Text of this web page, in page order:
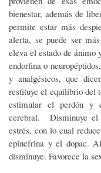
bienestar, además de
permite estar más
alerta, se puede ser
eleva el estado de
endorfina o
y analgésicos, que
restituye el equilibrio del
estimular el perdón y
cerebral. Disminuye el
estrés, con lo cual
epinefrina y el dopac.
disminuye. Favorece la